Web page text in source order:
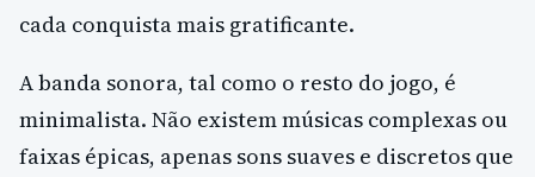
cada conquista mais gratificante.
A banda sonora, tal como o resto do jogo, é
minimalista. Não existem músicas complexas ou
faixas épicas, apenas sons suaves e discretos que